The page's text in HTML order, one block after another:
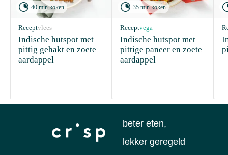
 40 min koken
Receptvlees
Indische hutspot met
pittig gehakt en zoete
aardappel
 35 min koken
Receptvega
Indische hutspot met
pittige paneer en zoete
aardappel
beter eten,
lekker geregeld